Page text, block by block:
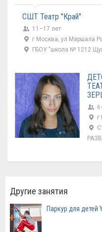
СШТ Театр "Край"
11–17 лет
г Москва, ул Маршала
ГБОУ "школа № 1212
г
Другие занятия
Паркур для